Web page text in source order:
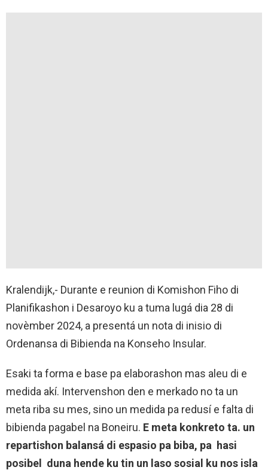
Kralendijk,- Durante e reunion di Komishon Fiho di
Planifikashon i Desaroyo ku a tuma lugá dia 28 di
novèmber 2024, a presentá un nota di inisio di
Ordenansa di Bibienda na Konseho Insular.
Esaki ta forma e base pa elaborashon mas aleu di e
medida akí. Intervenshon den e merkado no ta un
meta riba su mes, sino un medida pa redusí e falta di
bibienda pagabel na Boneiru. E meta konkreto ta. un
repartishon balansá di espasio pa biba, pa hasi
posibel duna hende ku tin un laso sosial ku nos isla